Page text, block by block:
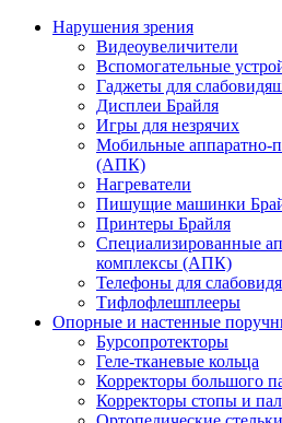
Нарушения зрения
Видеоувеличители
Вспомогательные
Гаджеты для
Дисплеи Брайля
Игры для незрячих
Мобильные аппаратно-
(АПК)
Нагреватели
Пишущие машинки
Принтеры Брайля
Специализированные
комплексы (АПК)
Телефоны для
Тифлофлешплееры
Опорные и настенные
Бурсопротекторы
Геле-тканевые кольца
Корректоры большого
Корректоры стопы и